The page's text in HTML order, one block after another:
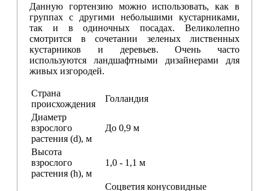
Данную гортензию можно использовать, как в
группах с другими небольшими кустарниками,
так и в одиночных посадах. Великолепно
смотрится в сочетании зеленых лиственных
кустарников и деревьев. Очень часто
используются ландшафтными дизайнерами для
живых изгородей.
Страна
происхождения
Голландия
Диаметр
взрослого
растения (d), м
До 0,9 м
Высота
взрослого
растения (h), м
1,0 - 1,1 м
Соцветия конусовидные